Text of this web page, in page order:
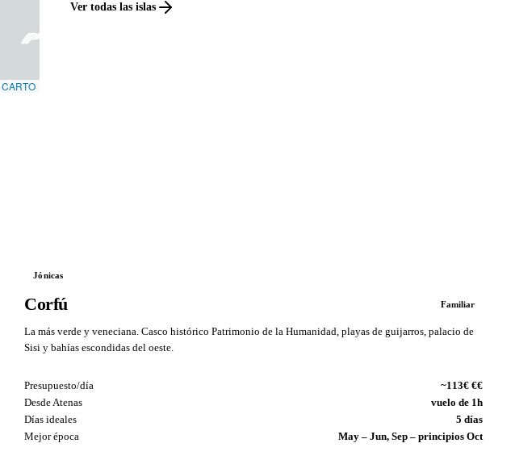
CARTO
Ver todas las islas
Jónicas
Corfú Familiar
La más verde y veneciana. Casco histórico Patrimonio de la Humanidad, playas de guijarros, palacio de
Sisi y bahías escondidas del oeste.
Presupuesto/día
~113€ €€
Desde Atenas
vuelo de 1h
Días ideales
5 días
Mejor época
May – Jun, Sep – principios Oct